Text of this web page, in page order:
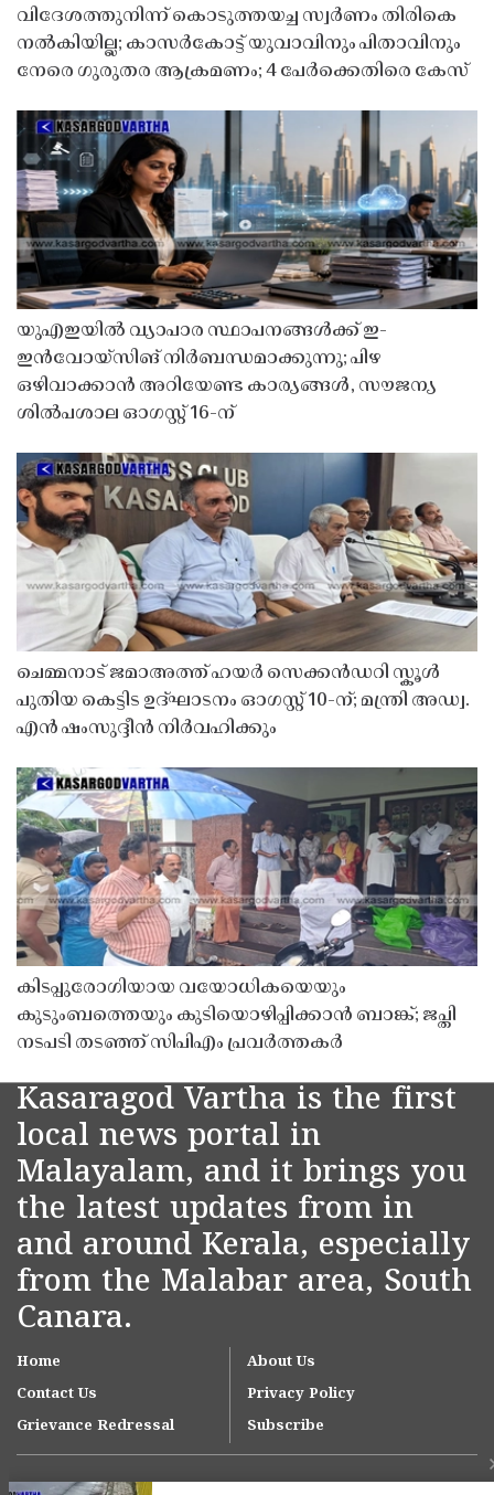
വിദേശത്തുനിന്ന് കൊടുത്തയച്ച സ്വർണം തിരികെ
നൽകിയില്ല; കാസർകോട്ട് യുവാവിനും പിതാവിനും
നേരെ ഗുരുതര ആക്രമണം; 4 പേർക്കെതിരെ കേസ്
യുഎഇയിൽ വ്യാപാര സ്ഥാപനങ്ങൾക്ക് ഇ-
ഇൻവോയ്സിങ് നിർബന്ധമാക്കുന്നു; പിഴ
ഒഴിവാക്കാൻ അറിയേണ്ട കാര്യങ്ങൾ, സൗജന്യ
ശിൽപശാല ഓഗസ്റ്റ് 16-ന്
ചെമ്മനാട് ജമാഅത്ത് ഹയർ സെക്കൻഡറി സ്കൂൾ
പുതിയ കെട്ടിട ഉദ്ഘാടനം ഓഗസ്റ്റ് 10-ന്; മന്ത്രി അഡ്വ.
എൻ ഷംസുദ്ദീൻ നിർവഹിക്കും
കിടപ്പുരോഗിയായ വയോധികയെയും
കുടുംബത്തെയും കുടിയൊഴിപ്പിക്കാൻ ബാങ്ക്; ജപ്തി
നടപടി തടഞ്ഞ് സിപിഎം പ്രവർത്തകർ
Kasaragod Vartha is the first
local news portal in
Malayalam, and it brings you
the latest updates from in
and around Kerala, especially
from the Malabar area, South
Canara.
Home
About Us
Contact Us
Privacy Policy
Grievance Redressal
Subscribe